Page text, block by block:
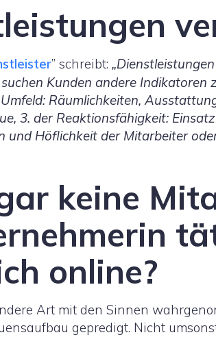
” schreibt:
Kunden andere Indikatoren
Räumlichkeiten,
3. der Reaktionsfähigkeit:
Höflichkeit der Mitarbeiter
keine
online?
Art mit den Sinnen
gepredigt. Nicht